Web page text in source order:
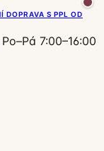
DOPRAVA S PPL OD
Po–Pá 7:00–16:00